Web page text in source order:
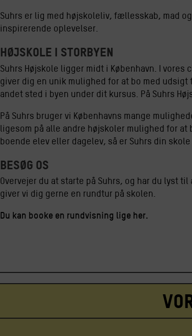
Suhrs er lig med højskoleliv, fællesskab, mad
inspirerende oplevelser.
Højskole i storbyen
Suhrs Højskole ligger midt i København. I
giver dig en unik mulighed for at bo med
andet sted i byen under dit kursus. På Suhrs
På Suhrs bruger vi Københavns mange
ligesom på alle andre højskoler mulighed for
boende elev eller dagelev, så er Suhrs din
Besøg os
Overvejer du at starte på Suhrs, og har du lyst
giver vi dig gerne en rundtur på skolen.
Du kan booke en rundvisning lige her.